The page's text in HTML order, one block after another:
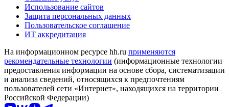
Использование сайтов
Защита персональных данных
Пользовательское соглашение
ИТ аккредитация
На информационном ресурсе hh.ru применяются
рекомендательные технологии (информационные технологии
предоставления информации на основе сбора, систематизации
и анализа сведений, относящихся к предпочтениям
пользователей сети «Интернет», находящихся на территории
Российской Федерации)